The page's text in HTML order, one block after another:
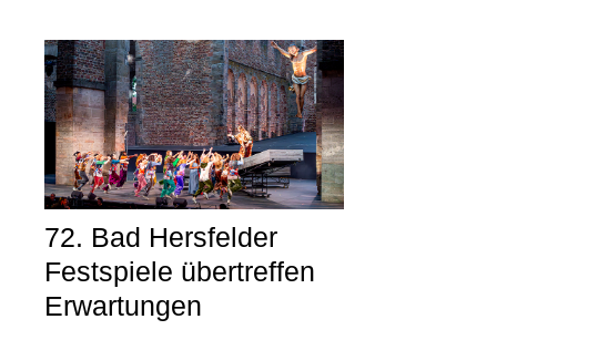
72. Bad Hersfelder
Festspiele übertreffen
Erwartungen